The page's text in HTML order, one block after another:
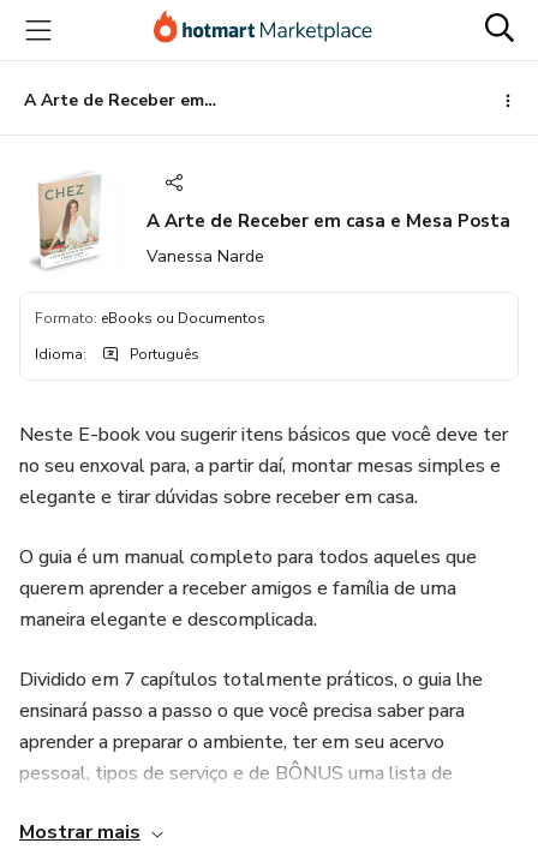
para
conteúdo
principal
para
pagamento
para
rodapé
A Arte de Receber em casa e Mesa Posta
A Arte de Receber em casa e Mesa Posta
Vanessa Narde
Formato: eBooks ou Documentos
Idioma: Português
Neste E-book vou sugerir itens básicos que você deve ter
no seu enxoval para, a partir daí, montar mesas simples e
elegante e tirar dúvidas sobre receber em casa.
O guia é um manual completo para todos aqueles que
querem aprender a receber amigos e família de uma
maneira elegante e descomplicada.
Dividido em 7 capítulos totalmente práticos, o guia lhe
ensinará passo a passo o que você precisa saber para
aprender a preparar o ambiente, ter em seu acervo
pessoal, tipos de serviço e de BÔNUS uma lista de
Mostrar mais